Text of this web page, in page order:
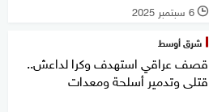
l 6 سبتمبر 2025
شرق أوسط
قصف عراقي استهدف وكرا لداعش..
قتلى وتدمير أسلحة ومعدات